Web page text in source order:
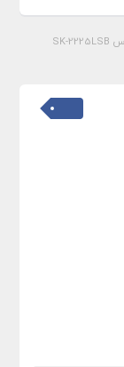
پیچ گوشتی برقی کیلواس SK-2225LSB